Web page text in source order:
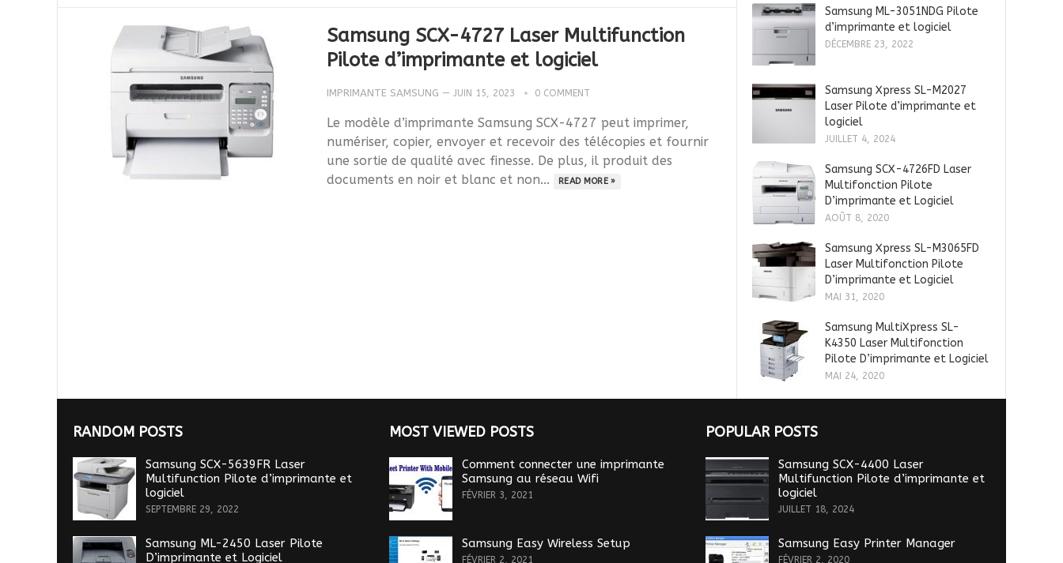
Samsung SCX-4727 Laser Multifunction
Pilote d’imprimante et logiciel
IMPRIMANTE SAMSUNG — JUIN 15, 2023 0 COMMENT
Le modèle d’imprimante Samsung SCX-4727 peut imprimer,
numériser, copier, envoyer et recevoir des télécopies et fournir
une sortie de qualité avec finesse. De plus, il produit des
documents en noir et blanc et non...
READ MORE »
Samsung ML-3051NDG Pilote
d’imprimante et logiciel
DÉCEMBRE 23, 2022
Samsung Xpress SL-M2027
Laser Pilote d’imprimante et
logiciel
JUILLET 4, 2024
Samsung SCX-4726FD Laser
Multifonction Pilote
D’imprimante et Logiciel
AOÛT 8, 2020
Samsung Xpress SL-M3065FD
Laser Multifonction Pilote
D’imprimante et Logiciel
MAI 31, 2020
Samsung MultiXpress SL-
K4350 Laser Multifonction
Pilote D’imprimante et Logiciel
MAI 24, 2020
RANDOM POSTS
Samsung SCX-5639FR Laser
Multifunction Pilote d’imprimante et
logiciel
SEPTEMBRE 29, 2022
Samsung ML-2450 Laser Pilote
D’imprimante et Logiciel
MOST VIEWED POSTS
Comment connecter une imprimante
Samsung au réseau Wifi
FÉVRIER 3, 2021
Samsung Easy Wireless Setup
FÉVRIER 2, 2021
POPULAR POSTS
Samsung SCX-4400 Laser
Multifunction Pilote d’imprimante et
logiciel
JUILLET 18, 2024
Samsung Easy Printer Manager
FÉVRIER 2, 2020